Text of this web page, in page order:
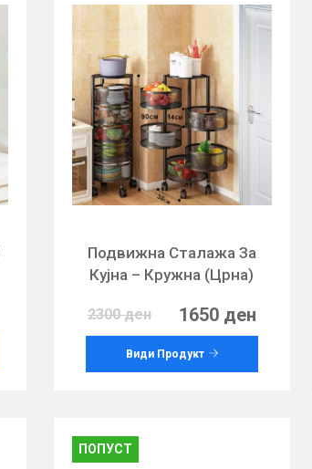
Подвижна Сталажа За
Кујна – Кружна (Црна)
2300 ден 1650 ден
Види Продукт
ПОПУСТ